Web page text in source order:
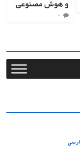
و هوش مصنوعی
۰